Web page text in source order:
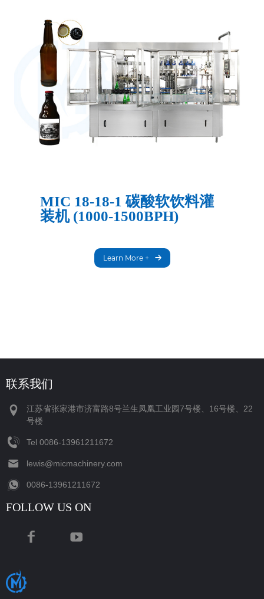
MIC 18-18-1 碳酸软饮料灌
装机 (1000-1500BPH)
Learn More +
联系我们
江苏省张家港市济富路8号兰生凤凰工业园7号楼、16号楼、22
号楼
Tel ‪0086-13961211672‬
lewis@micmachinery.com
‪0086-13961211672‬
FOLLOW US ON